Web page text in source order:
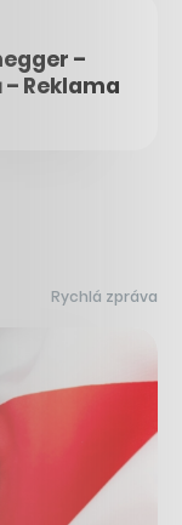
–
Reklama
Rychlá zpráva